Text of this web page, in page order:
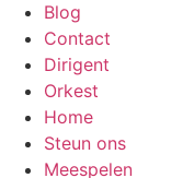
Blog
Contact
Dirigent
Orkest
Home
Steun ons
Meespelen